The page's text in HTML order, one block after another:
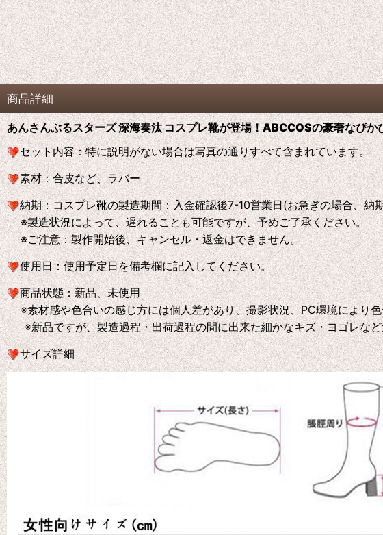
商品詳細
あんさんぶるスターズ 深海奏汰 コスプレ靴が登場！ABCCOSの豪奢なぴか
セット内容：特に説明がない場合は写真の通りすべて含まれています。
素材：合皮など、ラバー
納期：コスプレ靴の製造期間：入金確認後7-10営業日(お急ぎの場合、納
※製造状況によって、遅れることも可能ですが、予めご了承ください。
※ご注意：製作開始後、キャンセル・返金はできません。
使用日：使用予定日を備考欄に記入してください。
商品状態：新品、未使用
※素材感や色合いの感じ方には個人差があり、撮影状況、PC環境により
※新品ですが、製造過程・出荷過程の間に出来た細かなキズ・ヨゴレなど
サイズ詳細